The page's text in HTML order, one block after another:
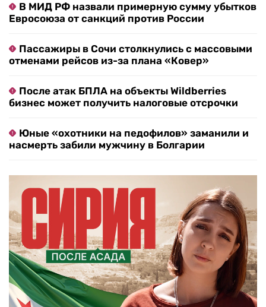
В МИД РФ назвали примерную сумму убытков
Евросоюза от санкций против России
Пассажиры в Сочи столкнулись с массовыми
отменами рейсов из-за плана «Ковер»
После атак БПЛА на объекты Wildberries
бизнес может получить налоговые отсрочки
Юные «охотники на педофилов» заманили и
насмерть забили мужчину в Болгарии